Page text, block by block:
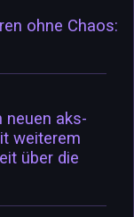
ohne Chaos:
neuen aks-
weiterem
über die